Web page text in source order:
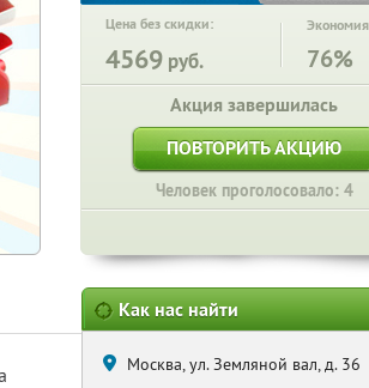
Цена без скидки:
4569 руб. 76%
Акция завершилась
ПОВТОРИТЬ АКЦИЮ
Человек проголосовало: 4
Как нас найти
Москва, ул. Земляной вал, д. 36